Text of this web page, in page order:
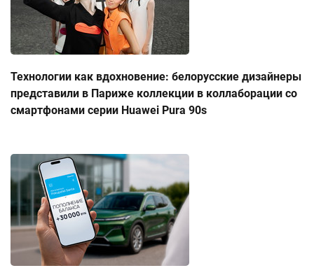
Технологии как вдохновение: белорусские дизайнеры
представили в Париже коллекции в коллаборации со
смартфонами серии Huawei Pura 90s